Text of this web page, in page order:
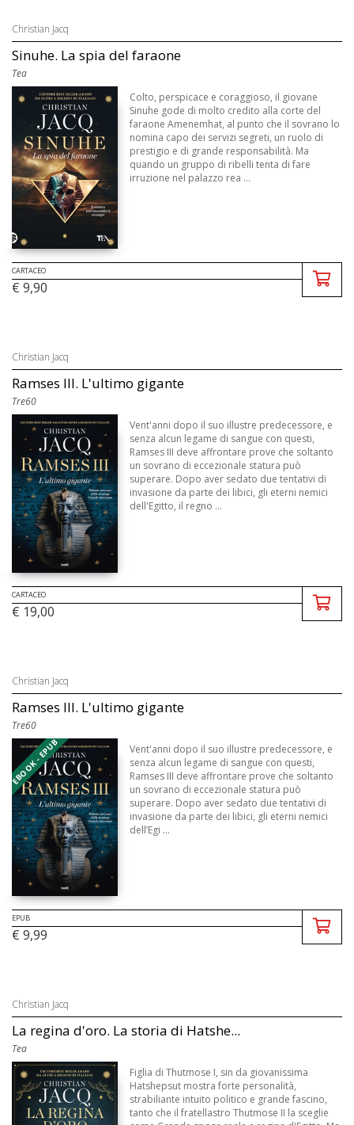
Christian Jacq
Sinuhe. La spia del faraone
Tea
Colto, perspicace e coraggioso, il giovane
Sinuhe gode di molto credito alla corte del
faraone Amenemhat, al punto che il sovrano lo
nomina capo dei servizi segreti, un ruolo di
prestigio e di grande responsabilità. Ma
quando un gruppo di ribelli tenta di fare
irruzione nel palazzo rea ...
CARTACEO
€ 9,90
Christian Jacq
Ramses III. L'ultimo gigante
Tre60
Vent'anni dopo il suo illustre predecessore, e
senza alcun legame di sangue con questi,
Ramses III deve affrontare prove che soltanto
un sovrano di eccezionale statura può
superare. Dopo aver sedato due tentativi di
invasione da parte dei libici, gli eterni nemici
dell'Egitto, il regno ...
CARTACEO
€ 19,00
Christian Jacq
Ramses III. L'ultimo gigante
Tre60
EBOOK - EPUB
Vent'anni dopo il suo illustre predecessore, e
senza alcun legame di sangue con questi,
Ramses III deve affrontare prove che soltanto
un sovrano di eccezionale statura può
superare. Dopo aver sedato due tentativi di
invasione da parte dei libici, gli eterni nemici
dell’Egi ...
EPUB
€ 9,99
Christian Jacq
La regina d'oro. La storia di Hatshe...
Tea
Figlia di Thutmose I, sin da giovanissima
Hatshepsut mostra forte personalità,
strabiliante intuito politico e grande fascino,
tanto che il fratellastro Thutmose II la sceglie